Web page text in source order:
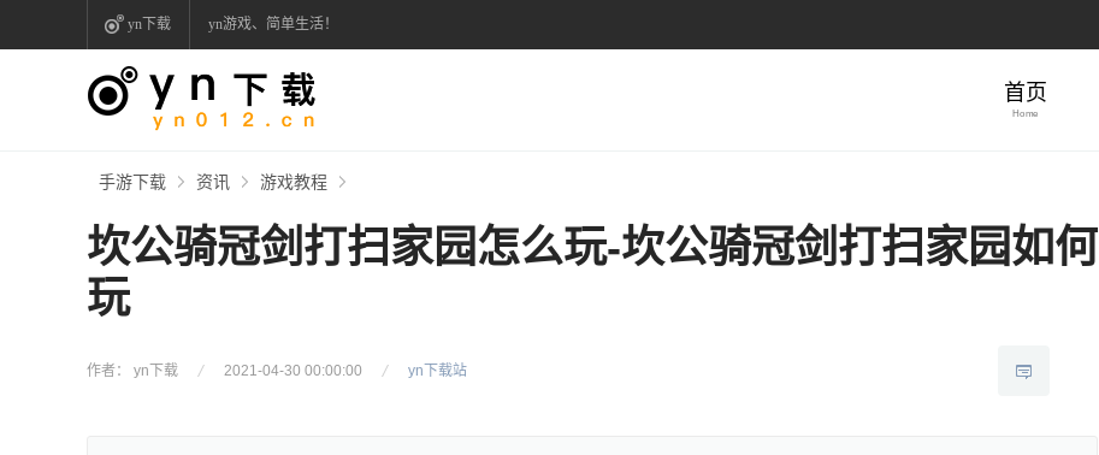
yn下载 yn游戏、简单生活！
首页
Home
手游下载 资讯 游戏教程
坎公骑冠剑打扫家园怎么玩-坎公骑冠剑打扫家园如何
玩
作者： yn下载 2021-04-30 00:00:00 yn下载站